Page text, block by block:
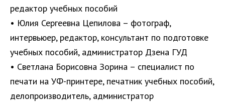
редактор учебных пособий
• Юлия Сергеевна Цепилова – фотограф,
интервьюер, редактор, консультант по подготовке
учебных пособий, администратор Дзена ГУД
• Светлана Борисовна Зорина – специалист по
печати на УФ-принтере, печатник учебных пособий,
делопроизводитель, администратор